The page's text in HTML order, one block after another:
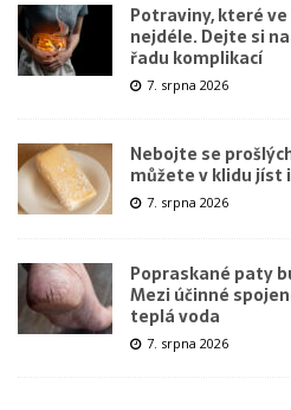
Potraviny, které
nejdéle. Dejte si
řadu komplikací
7. srpna 2026
Nebojte se
můžete v klidu jíst
7. srpna 2026
Popraskané paty
Mezi účinné
teplá voda
7. srpna 2026